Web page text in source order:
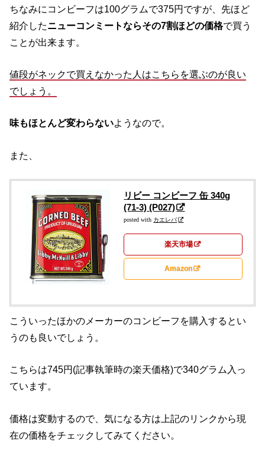
ちなみにコンビーフは100グラムで375円ですが、先ほど
紹介した ニューコンミートならその7割ほどの価格で買う
ことが出来ます。
値段がネックで買えなかった人はこちらを選ぶのが良い
でしょう。
味もほとんど変わらないようなので。
また、
リビー コンビーフ 缶 340g
(71-3) (P027)
posted with カエレバ
楽天市場
Amazon
こういったほかのメーカーのコンビーフを購入するとい
うのも良いでしょう。
こちらは745円(記事執筆時の楽天価格)で340グラム入っ
ています。
価格は変動するので、気になる方は上記のリンクから現
在の価格をチェックしてみてください。